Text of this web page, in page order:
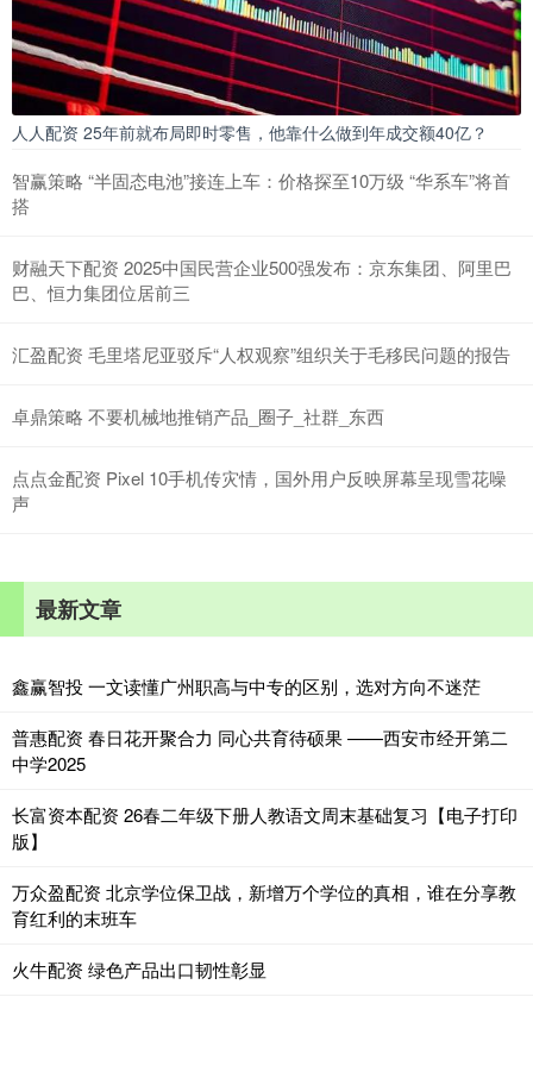
人人配资 25年前就布局即时零售，他靠什么做到年成交额40亿？
智赢策略 “半固态电池”接连上车：价格探至10万级 “华系车”将首
搭
财融天下配资 2025中国民营企业500强发布：京东集团、阿里巴
巴、恒力集团位居前三
汇盈配资 毛里塔尼亚驳斥“人权观察”组织关于毛移民问题的报告
卓鼎策略 不要机械地推销产品_圈子_社群_东西
点点金配资 Pixel 10手机传灾情，国外用户反映屏幕呈现雪花噪
声
最新文章
鑫赢智投 一文读懂广州职高与中专的区别，选对方向不迷茫
普惠配资 春日花开聚合力 同心共育待硕果 ——西安市经开第二
中学2025
长富资本配资 26春二年级下册人教语文周末基础复习【电子打印
版】
万众盈配资 北京学位保卫战，新增万个学位的真相，谁在分享教
育红利的末班车
火牛配资 绿色产品出口韧性彰显